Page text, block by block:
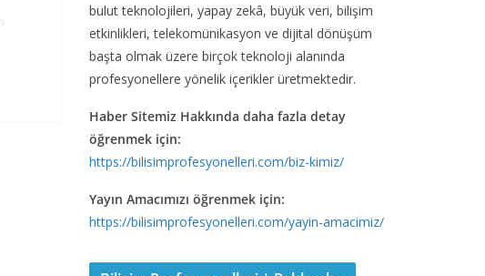
bulut teknolojileri, yapay zekâ, büyük veri, bilişim
etkinlikleri, telekomünikasyon ve dijital dönüşüm
başta olmak üzere birçok teknoloji alanında
profesyonellere yönelik içerikler üretmektedir.
Haber Sitemiz Hakkında daha fazla detay
öğrenmek için:
https://bilisimprofesyonelleri.com/biz-kimiz/
Yayın Amacımızı öğrenmek için:
https://bilisimprofesyonelleri.com/yayin-amacimiz/